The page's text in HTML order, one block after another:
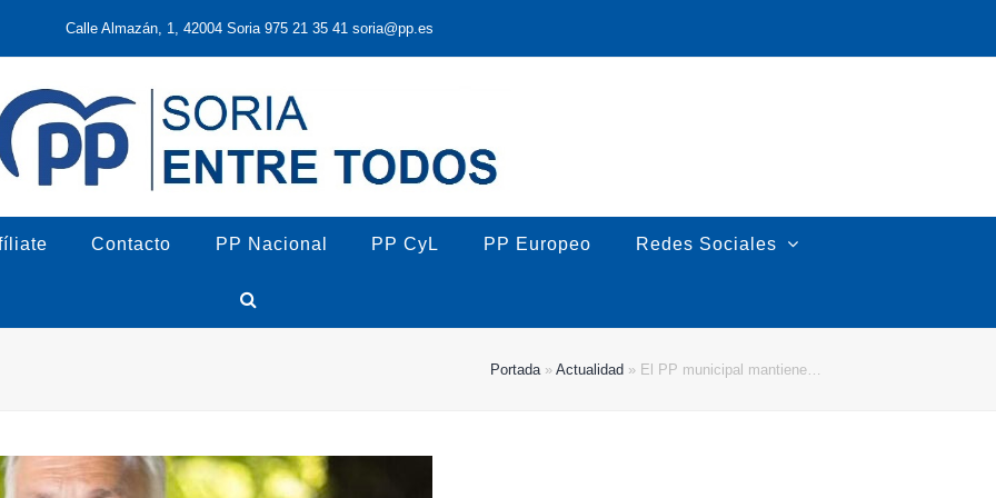
Calle Almazán, 1, 42004 Soria 975 21 35 41 soria@pp.es
Contacto PP Nacional PP CyL PP Europeo Redes Sociales
Portada» Actualidad » El PP municipal mantiene…